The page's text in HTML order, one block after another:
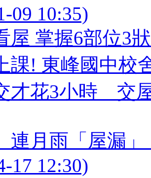
09 10:35)
屋 掌握6部位3
課! 東峰國中校
才花3小時 交
連月雨「屋漏
17 12:30)